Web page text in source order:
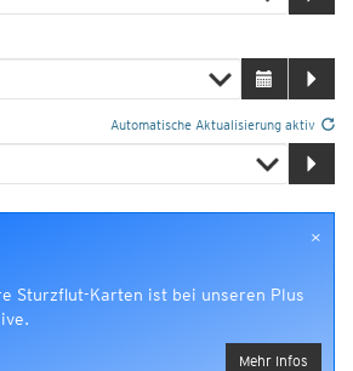
Automatische Aktualisierung aktiv
×
Sturzflut-Karten ist bei unseren Plus
Mehr Infos